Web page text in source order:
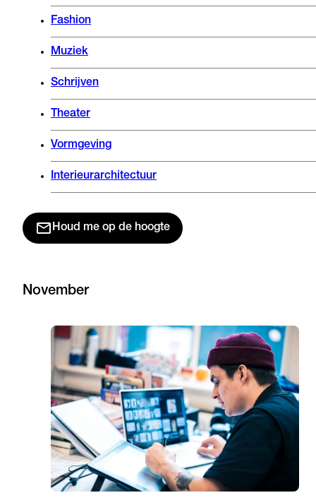
Fashion
Muziek
Schrijven
Theater
Vormgeving
Interieurarchitectuur
Houd me op de hoogte
November